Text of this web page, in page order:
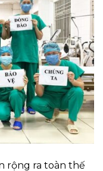
rộng ra toàn thế